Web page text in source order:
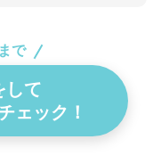
で
して
ェック！